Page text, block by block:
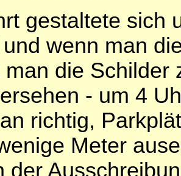
gestaltete sich
wenn man
die Schilder
- um 4
richtig,
Meter
der